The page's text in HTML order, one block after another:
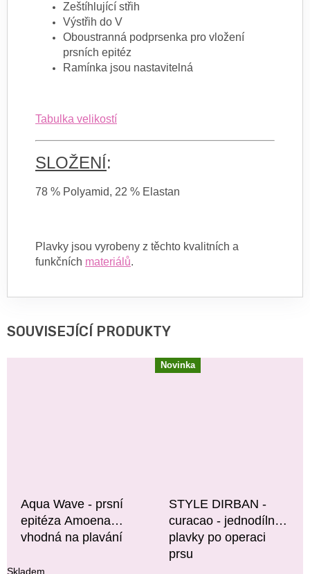
Zeštíhlující střih
Výstřih do V
Oboustranná podprsenka pro vložení
prsních epitéz
Ramínka jsou nastavitelná
Tabulka velikostí
SLOŽENÍ:
78 % Polyamid, 22 % Elastan
Plavky jsou vyrobeny z těchto kvalitních a
funkčních materiálů.
SOUVISEJÍCÍ PRODUKTY
Aqua Wave - prsní
epitéza Amoena
vhodná na plavání
Skladem
Novinka
STYLE DIRBAN -
curacao - jednodílné
plavky po operaci
prsu